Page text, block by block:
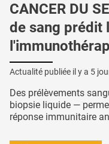
CANCER DU
de sang prédit
Actualité publiée il y a 5
Des prélèvements
biopsie liquide —
réponse immunitaire